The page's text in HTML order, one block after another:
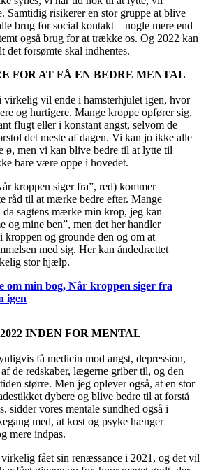
Samtidig risikerer en stor gruppe at blive
brug for social kontakt – nogle mere end
også brug for at trække os. Og 2022 kan
det forsømte skal indhentes.
FOR AT FÅ EN BEDRE MENTAL
virkelig vil ende i hamsterhjulet igen, hvor
og hurtigere. Mange kroppe opfører sig,
flugt eller i konstant angst, selvom de
det meste af dagen. Vi kan jo ikke alle
ø, men vi kan blive bedre til at lytte til
bare være oppe i hovedet.
kroppen siger fra”, red) kommer
råd til at mærke bedre efter. Mange
sagtens mærke min krop, jeg kan
og mine ben”, men det her handler
kroppen og grounde den og om at
med sig. Her kan åndedrættet
stor hjælp.
om min bog, Når kroppen siger fra
igen
INDEN FOR MENTAL
få medicin mod angst, depression,
de redskaber, lægerne griber til, og den
større. Men jeg oplever også, at en stor
dybere og blive bedre til at forstå
sidder vores mentale sundhed også i
med, at kost og psyke hænger
mere indpas.
fået sin renæssance i 2021, og det vil